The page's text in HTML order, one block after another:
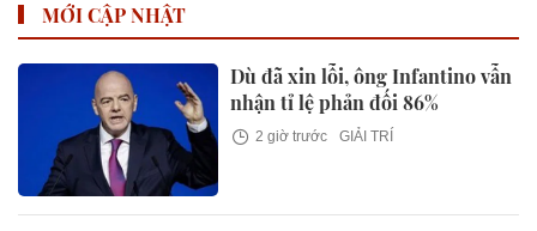
MỚI CẬP NHẬT
Dù đã xin lỗi, ông Infantino vẫn
nhận tỉ lệ phản đối 86%
2 giờ trước GIẢI TRÍ